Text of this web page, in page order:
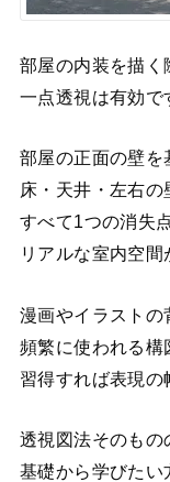
部屋の内装を描く
一点透視は有効で
部屋の正面の壁を
床・天井・左右の
すべて1つの消失
リアルな室内空間
漫画やイラストの
頻繁に使われる構
習得すれば表現の
透視図法そのもの
基礎から学びたい